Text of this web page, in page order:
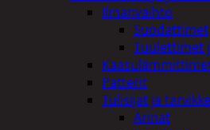
Ilmanvaihto
Suodattimet
Tuulettimet
Patterit
Tulisijat ja
Arinat